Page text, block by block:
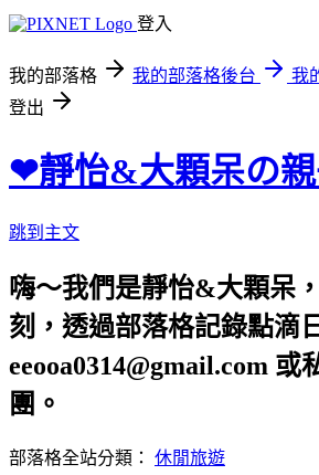
登入
我的部落格 我的部落格後台
我
登出
❤靜怡&大顆呆の
跳到主文
嗨～我們是靜怡&大顆呆
刻，透過部落格記錄點滴
eeooa0314@gmail.com
團。
部落格全站分類： 休閒旅遊